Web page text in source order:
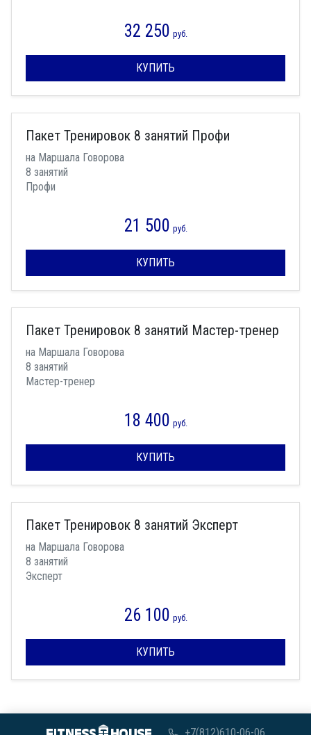
32 250 руб.
КУПИТЬ
Пакет Тренировок 8 занятий Профи
на Маршала Говорова
8 занятий
Профи
21 500 руб.
КУПИТЬ
Пакет Тренировок 8 занятий Мастер-тренер
на Маршала Говорова
8 занятий
Мастер-тренер
18 400 руб.
КУПИТЬ
Пакет Тренировок 8 занятий Эксперт
на Маршала Говорова
8 занятий
Эксперт
26 100 руб.
КУПИТЬ